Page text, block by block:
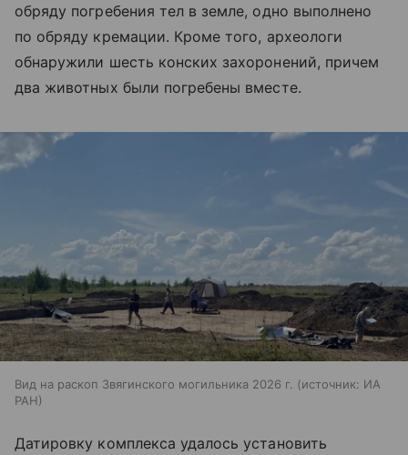
обряду погребения тел в земле, одно выполнено
по обряду кремации. Кроме того, археологи
обнаружили шесть конских захоронений, причем
два животных были погребены вместе.
Вид на раскоп Звягинского могильника 2026 г. источник: ИА
РАН
Датировку комплекса удалось установить